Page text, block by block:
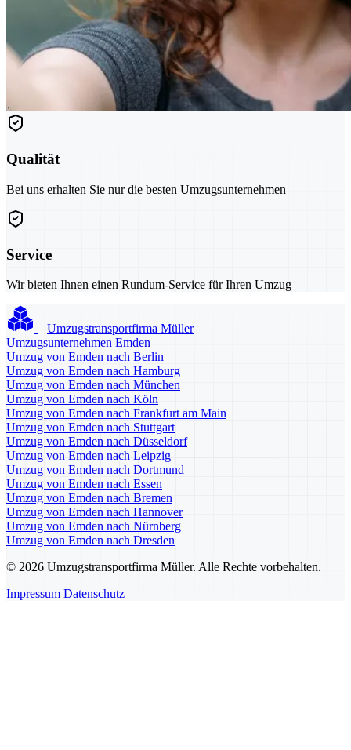
Qualität
Bei uns erhalten Sie nur die besten Umzugsunternehmen
Service
Wir bieten Ihnen einen Rundum-Service für Ihren Umzug
Umzugstransportfirma Müller
Umzugsunternehmen Emden
Umzug von Emden nach Berlin
Umzug von Emden nach Hamburg
Umzug von Emden nach München
Umzug von Emden nach Köln
Umzug von Emden nach Frankfurt am Main
Umzug von Emden nach Stuttgart
Umzug von Emden nach Düsseldorf
Umzug von Emden nach Leipzig
Umzug von Emden nach Dortmund
Umzug von Emden nach Essen
Umzug von Emden nach Bremen
Umzug von Emden nach Hannover
Umzug von Emden nach Nürnberg
Umzug von Emden nach Dresden
© 2026 Umzugstransportfirma Müller. Alle Rechte vorbehalten.
Impressum Datenschutz